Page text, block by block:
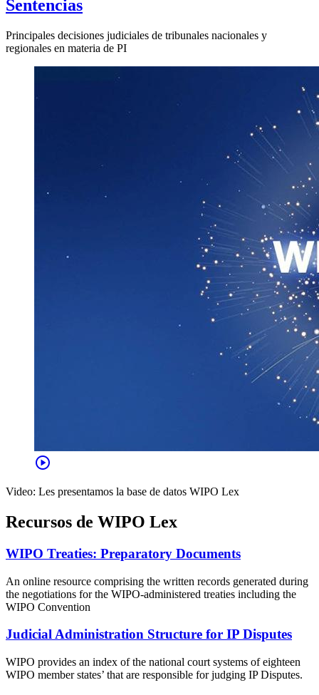
Sentencias
Principales decisiones judiciales de tribunales nacionales y
regionales en materia de PI
play_circle
Video: Les presentamos la base de datos WIPO Lex
Recursos de WIPO Lex
WIPO Treaties: Preparatory Documents
An online resource comprising the written records generated during
the negotiations for the WIPO-administered treaties including the
WIPO Convention
Judicial Administration Structure for IP Disputes
WIPO provides an index of the national court systems of eighteen
WIPO member states’ that are responsible for judging IP Disputes.